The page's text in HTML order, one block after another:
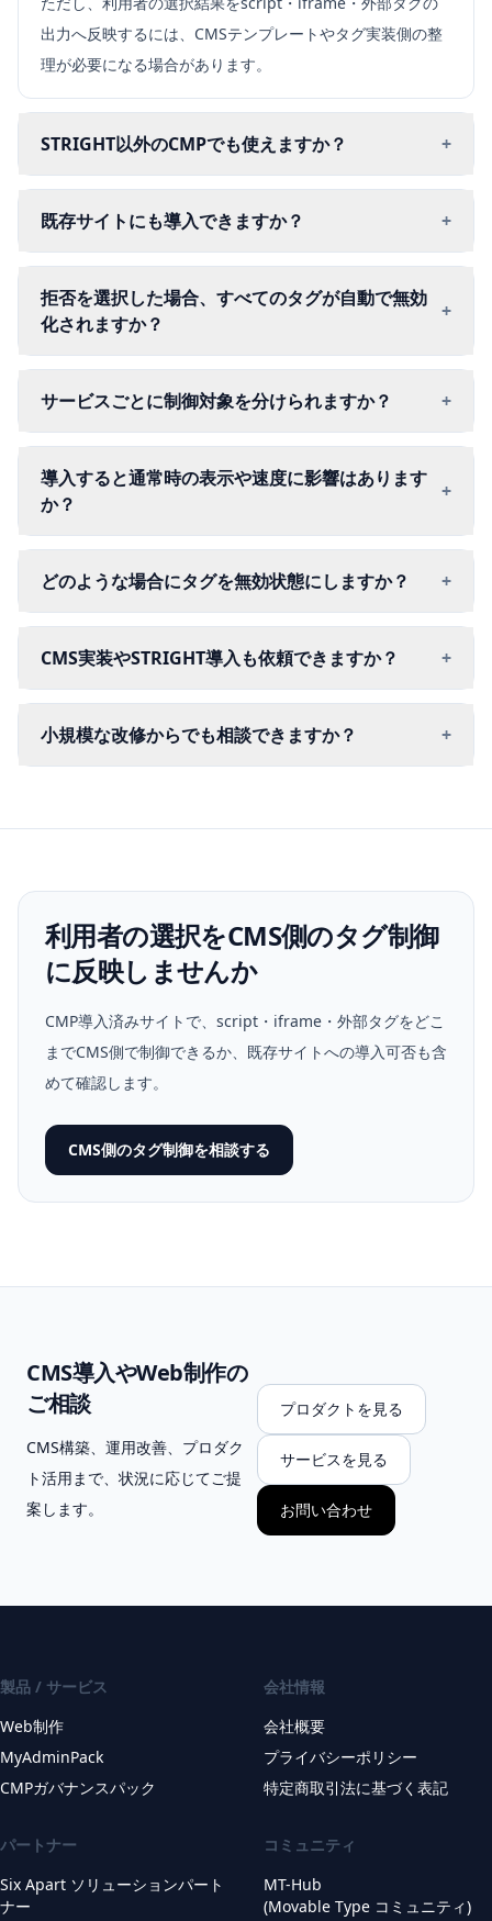
出力へ反映するには、CMSテンプレートやタグ実装側の整
理が必要になる場合があります。
STRIGHT以外のCMPでも使えますか？ +
既存サイトにも導入できますか？ +
拒否を選択した場合、すべてのタグが自動で無効
化されますか？
+
サービスごとに制御対象を分けられますか？ +
導入すると通常時の表示や速度に影響はあります
か？
+
どのような場合にタグを無効状態にしますか？ +
CMS実装やSTRIGHT導入も依頼できますか？ +
小規模な改修からでも相談できますか？ +
利用者の選択をCMS側のタグ制御
に反映しませんか
CMP導入済みサイトで、script・iframe・外部タグをどこ
までCMS側で制御できるか、既存サイトへの導入可否も含
めて確認します。
CMS側のタグ制御を相談する
CMS導入やWeb制作の
ご相談
CMS構築、運用改善、プロダク
ト活用まで、状況に応じてご提
案します。
プロダクトを見る
サービスを見る
お問い合わせ
製品 / サービス
Web制作
MyAdminPack
CMPガバナンスパック
会社情報
会社概要
プライバシーポリシー
特定商取引法に基づく表記
パートナー
Six Apart ソリューションパート
ナー
コミュニティ
MT-Hub
(Movable Type コミュニティ)